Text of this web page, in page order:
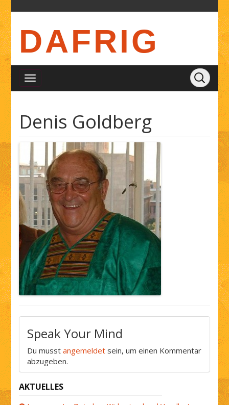
DAFRIG
Denis Goldberg
Speak Your Mind
Du musstangemeldet sein, um einen Kommentar
abzugeben.
AKTUELLES